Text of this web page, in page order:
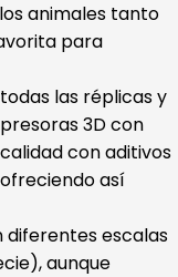
animales tanto
para
las réplicas y
3D con
con aditivos
así
diferentes escalas
aunque